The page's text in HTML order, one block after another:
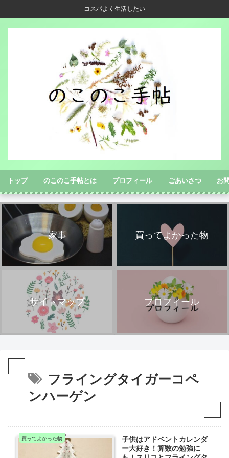
コスパよく生活したい
トップ のこのこ手帖とは プロフィール ごあいさつ お
家事 買ってよかった物
サイトマップ プロフィール
フライングタイガーコペ
ンハーゲン
買ってよかった物
子供はアドベントカレンダ
ー大好き！算数の勉強に